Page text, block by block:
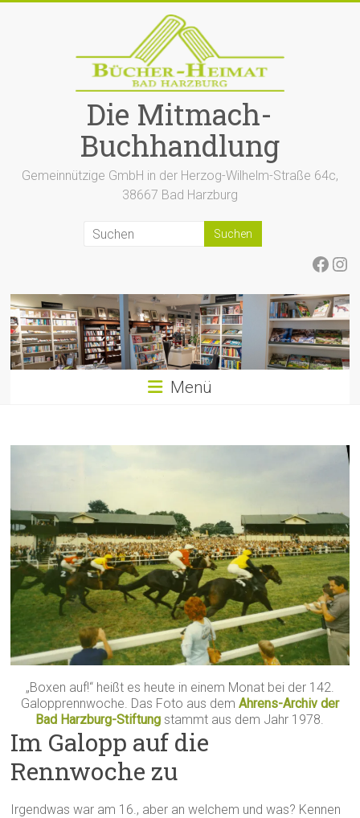
Die Mitmach-
Buchhandlung
Gemeinnützige GmbH in der Herzog-Wilhelm-Straße 64c,
38667 Bad Harzburg
Menü
„Boxen auf!“ heißt es heute in einem Monat bei der 142.
Galopprennwoche. Das Foto aus dem Ahrens-Archiv der
Bad Harzburg-Stiftung stammt aus dem Jahr 1978.
Im Galopp auf die
Rennwoche zu
Irgendwas war am 16., aber an welchem und was? Kennen